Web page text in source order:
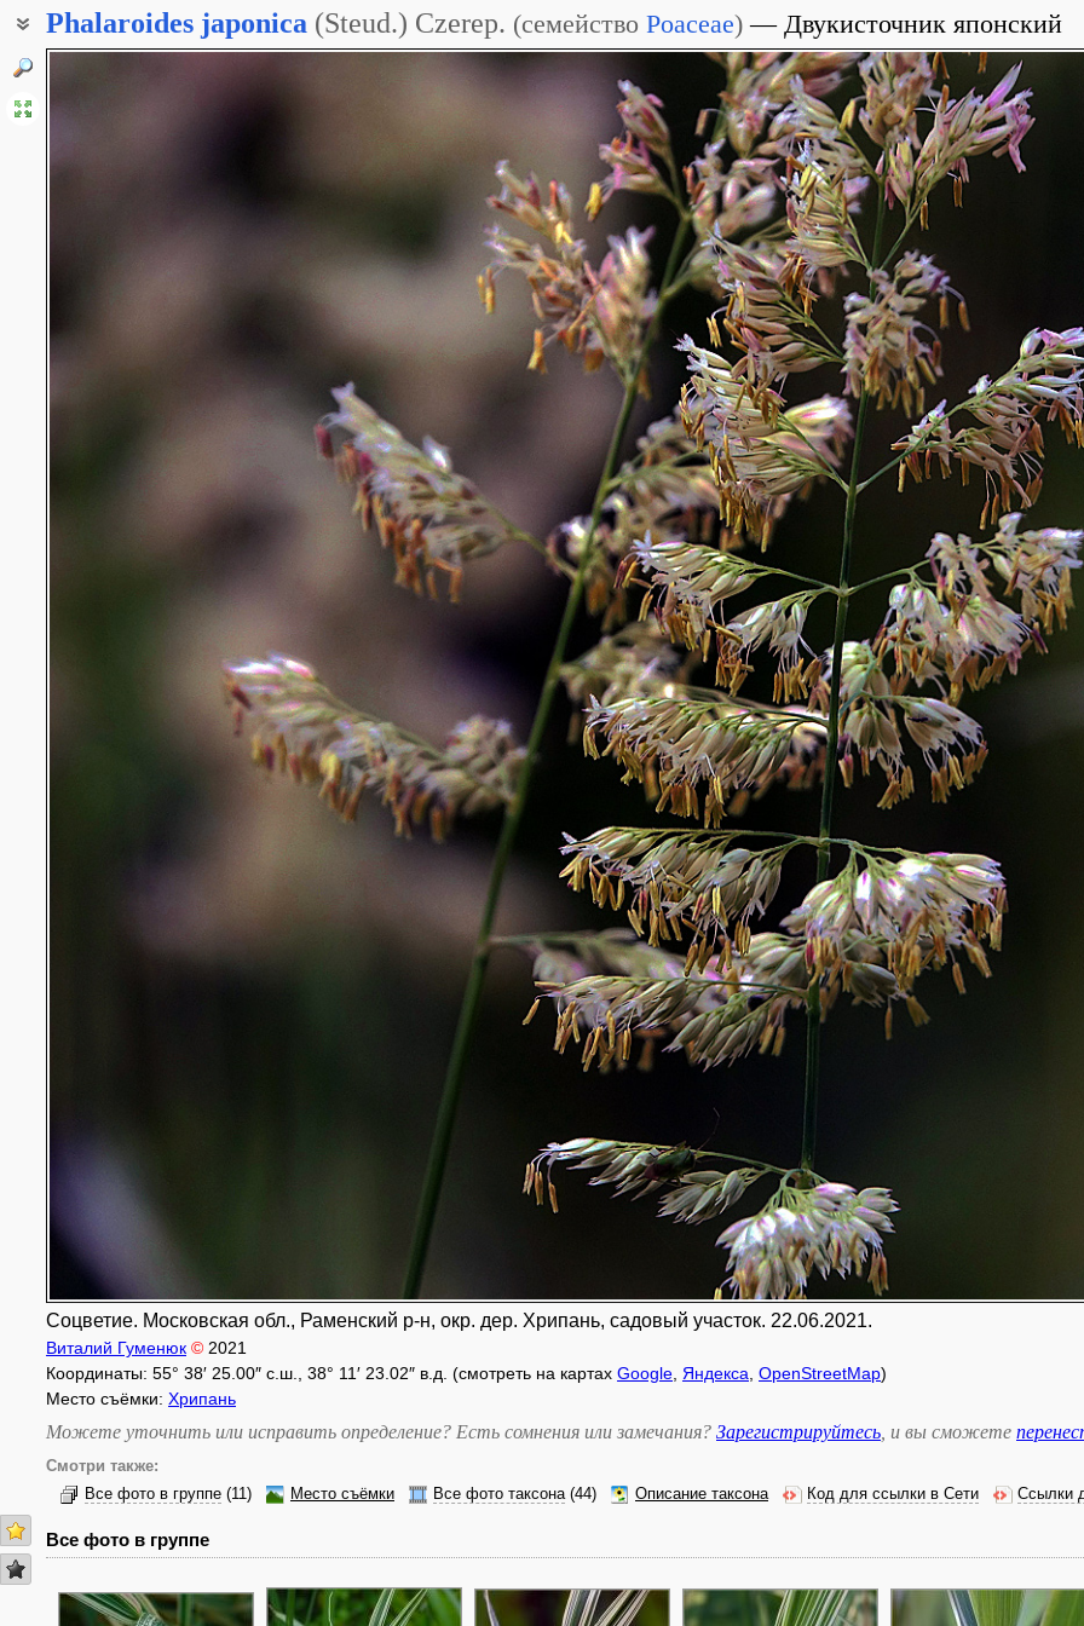
Phalaroides japonica (Steud.) Czerep. (семейство Poaceae) Двукисточник японский
Соцветие. Московская обл., Раменский р-н, окр. дер. Хрипань, садовый участок. 22.06.2021.
Виталий Гуменюк © 2021
Координаты: 55° 38′ 25.00″ с.ш., 38° 11′ 23.02″ в.д. (смотреть на картах Google Яндекса OpenStreetMap)
Место съёмки: Хрипань
Можете уточнить или исправить определение? Есть сомнения или замечания? Зарегистрируйтесь , и вы сможете
Смотри также:
Все фото в группе (11) Место съёмки Все фото таксона(44) Описание таксона Код для ссылки в Сети Ссылки
Все фото в группе